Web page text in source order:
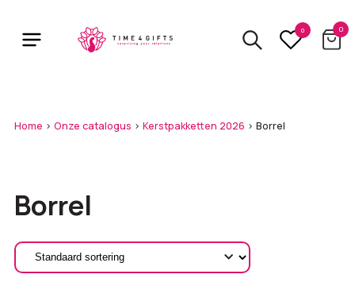
main
0 0
Home > Onze catalogus > Kerstpakketten 2026 > Borrel
Borrel